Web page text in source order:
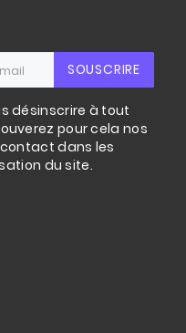
SOUSCRIRE
désinscrire à tout
pour cela nos
dans les
du site.